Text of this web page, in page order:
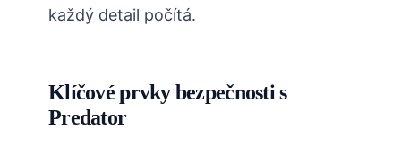
každý detail počítá.
Klíčové prvky bezpečnosti s
Predator